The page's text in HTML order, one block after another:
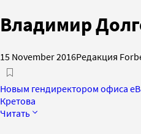
Владимир
15 November 2016Редакция
Новым гендиректором офиса
Кретова
Читать